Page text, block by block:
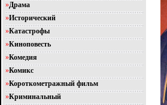
»Драма
»Исторический
»Катастрофы
»Киноповесть
»Комедия
»Комикс
»Короткометражный фильм
»Криминальный